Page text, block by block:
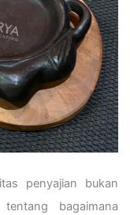
penyajian bukan
bagaimana